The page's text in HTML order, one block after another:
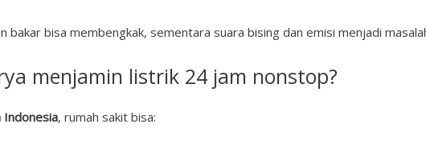
bakar bisa membengkak, sementara suara bising dan emisi menjadi
menjamin listrik 24 jam nonstop?
Indonesia, rumah sakit bisa: